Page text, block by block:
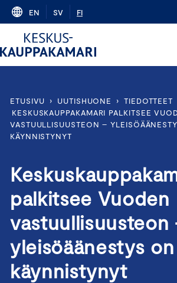
Skip
content
EN SV FI
ETUSIVU › UUTISHUONE › TIEDOTTEET
KESKUSKAUPPAKAMARI PALKITSEE
VASTUULLISUUSTEON –
KÄYNNISTYNYT
palkitsee Vuoden
vastuullisuusteon
yleisöäänestys on
käynnistynyt